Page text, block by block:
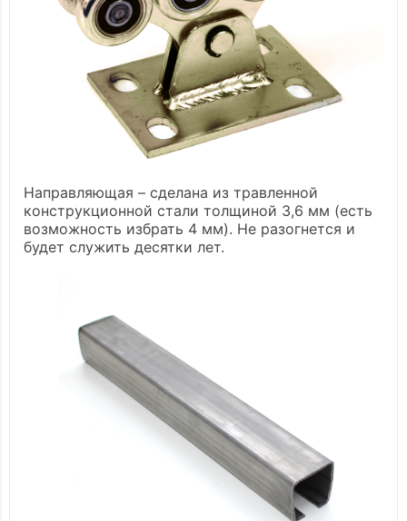
Направляющая – сделана из травленной
конструкционной стали толщиной 3,6 мм (есть
возможность избрать 4 мм). Не разогнется и
будет служить десятки лет.